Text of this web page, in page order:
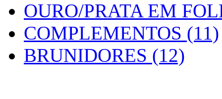
OURO/PRATA EM
COMPLEMENTOS (11)
BRUNIDORES (12)